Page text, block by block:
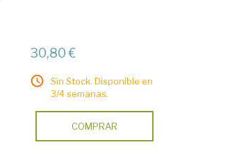
30,80 €
Sin Stock. Disponible en
3/4 semanas.
COMPRAR